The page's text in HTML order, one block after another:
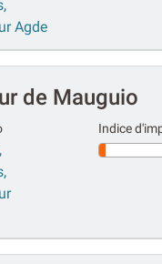
Agde
de Mauguio
Indice